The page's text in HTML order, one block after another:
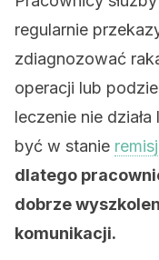
regularnie
zdiagnozować
operacji lub
leczenie nie
być w stanie
dlatego
dobrze
komunikacji.